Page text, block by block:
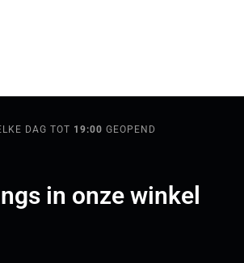
DAG TOT 19:00GEOPEND
in onze winkel